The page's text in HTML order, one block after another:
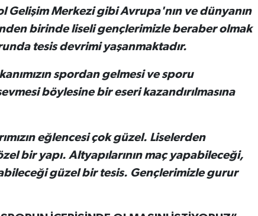
Gelişim Merkezi gibi Avrupa'nın ve dünyanın
birinde liseli gençlerimizle beraber olmak
tesis devrimi yaşanmaktadır.
spordan gelmesi ve sporu
böylesine bir eseri kazandırılmasına
eğlencesi çok güzel. Liselerden
bir yapı. Altyapılarının maç yapabileceği,
güzel bir tesis. Gençlerimizle gurur